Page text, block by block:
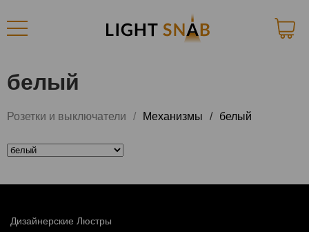
белый
Розетки и выключатели Механизмы белый
Дизайнерские Люстры